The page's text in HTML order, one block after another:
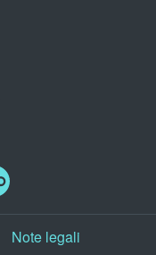
Note legali